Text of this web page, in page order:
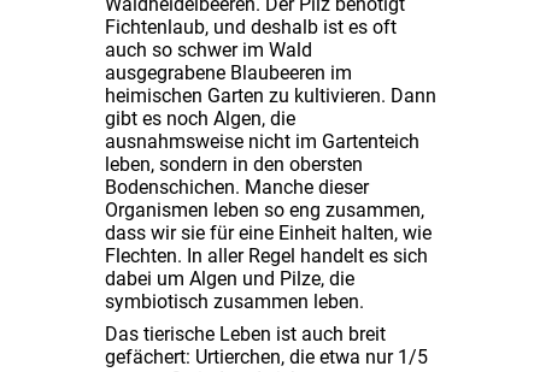
Fichtenlaub, und deshalb ist es oft
auch so schwer im Wald
ausgegrabene Blaubeeren im
heimischen Garten zu kultivieren. Dann
gibt es noch Algen, die
ausnahmsweise nicht im Gartenteich
leben, sondern in den obersten
Bodenschichen. Manche dieser
Organismen leben so eng zusammen,
dass wir sie für eine Einheit halten, wie
Flechten. In aller Regel handelt es sich
dabei um Algen und Pilze, die
symbiotisch zusammen leben.
Das tierische Leben ist auch breit
gefächert: Urtierchen, die etwa nur 1/5